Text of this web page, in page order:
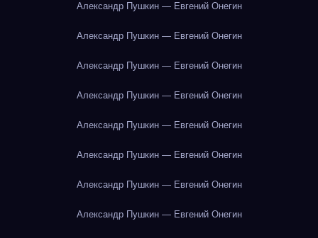
Александр Пушкин — Евгений Онегин
Александр Пушкин — Евгений Онегин
Александр Пушкин — Евгений Онегин
Александр Пушкин — Евгений Онегин
Александр Пушкин — Евгений Онегин
Александр Пушкин — Евгений Онегин
Александр Пушкин — Евгений Онегин
Александр Пушкин — Евгений Онегин